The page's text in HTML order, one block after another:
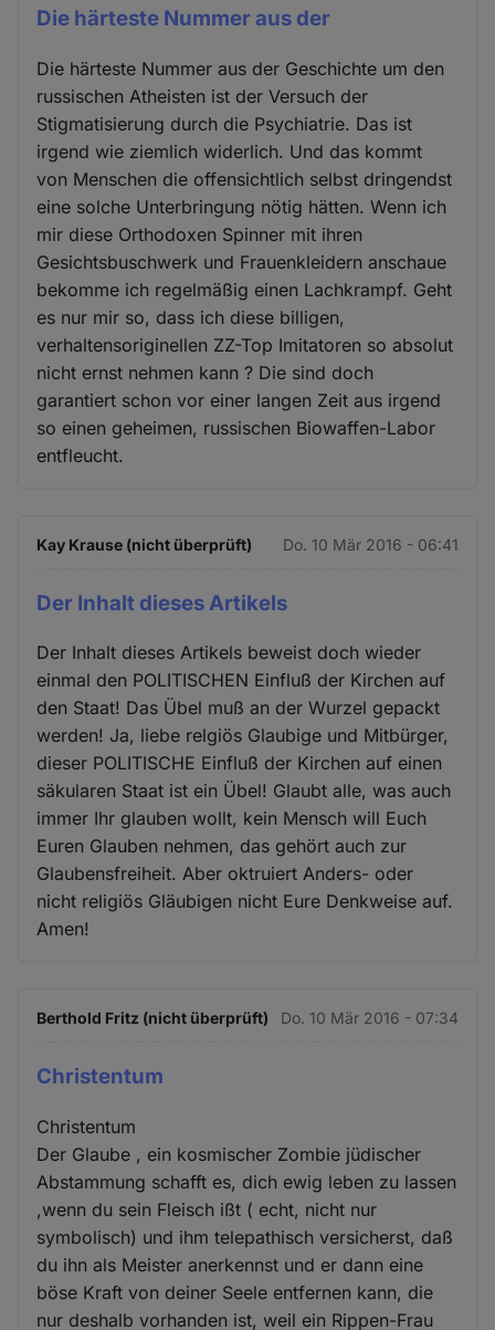
Die härteste Nummer aus der
Die härteste Nummer aus der Geschichte um den
russischen Atheisten ist der Versuch der
Stigmatisierung durch die Psychiatrie. Das ist
irgend wie ziemlich widerlich. Und das kommt
von Menschen die offensichtlich selbst dringendst
eine solche Unterbringung nötig hätten. Wenn ich
mir diese Orthodoxen Spinner mit ihren
Gesichtsbuschwerk und Frauenkleidern anschaue
bekomme ich regelmäßig einen Lachkrampf. Geht
es nur mir so, dass ich diese billigen,
verhaltensoriginellen ZZ-Top Imitatoren so absolut
nicht ernst nehmen kann ? Die sind doch
garantiert schon vor einer langen Zeit aus irgend
so einen geheimen, russischen Biowaffen-Labor
entfleucht.
Kay Krause (nicht überprüft) Do. 10 Mär 2016 - 06:41
Der Inhalt dieses Artikels
Der Inhalt dieses Artikels beweist doch wieder
einmal den POLITISCHEN Einfluß der Kirchen auf
den Staat! Das Übel muß an der Wurzel gepackt
werden! Ja, liebe relgiös Glaubige und Mitbürger,
dieser POLITISCHE Einfluß der Kirchen auf einen
säkularen Staat ist ein Übel! Glaubt alle, was auch
immer Ihr glauben wollt, kein Mensch will Euch
Euren Glauben nehmen, das gehört auch zur
Glaubensfreiheit. Aber oktruiert Anders- oder
nicht religiös Gläubigen nicht Eure Denkweise auf.
Amen!
Berthold Fritz (nicht überprüft) Do. 10 Mär 2016 - 07:34
Christentum
Christentum
Der Glaube , ein kosmischer Zombie jüdischer
Abstammung schafft es, dich ewig leben zu lassen
,wenn du sein Fleisch ißt ( echt, nicht nur
symbolisch) und ihm telepathisch versicherst, daß
du ihn als Meister anerkennst und er dann eine
böse Kraft von deiner Seele entfernen kann, die
nur deshalb vorhanden ist, weil ein Rippen-Frau